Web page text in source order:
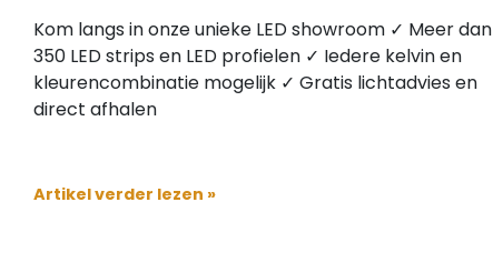
Kom langs in onze unieke LED showroom ✓ Meer dan
350 LED strips en LED profielen ✓ Iedere kelvin en
kleurencombinatie mogelijk ✓ Gratis lichtadvies en
direct afhalen
Artikel verder lezen »